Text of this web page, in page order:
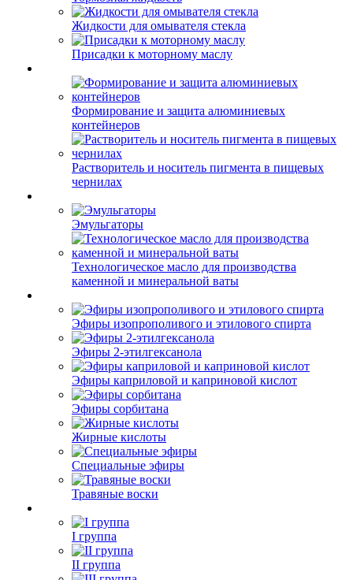
Жидкости для омывателя стекла
Присадки к моторному маслу
Формирование и защита алюминиевых
контейнеров
Растворитель и носитель пигмента в пищевых
чернилах
Эмульгаторы
Технологическое масло для производства
каменной и минеральной ваты
Эфиры изопрополивого и этилового спирта
Эфиры 2-этилгексанола
Эфиры каприловой и каприновой кислот
Эфиры сорбитана
Жирные кислоты
Специальные эфиры
Травяные воски
I группа
II группа